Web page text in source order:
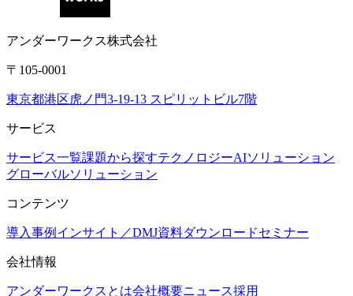
アンダーワークス株式会社
〒105-0001
東京都港区虎ノ門3-19-13 スピリットビル7階
サービス
サービス一覧課題から探すテクノロジーAIソリューション
グローバルソリューション
コンテンツ
導入事例 インサイト／DMJ資料ダウンロードセミナー
会社情報
アンダーワークスとは会社概要ニュース採用